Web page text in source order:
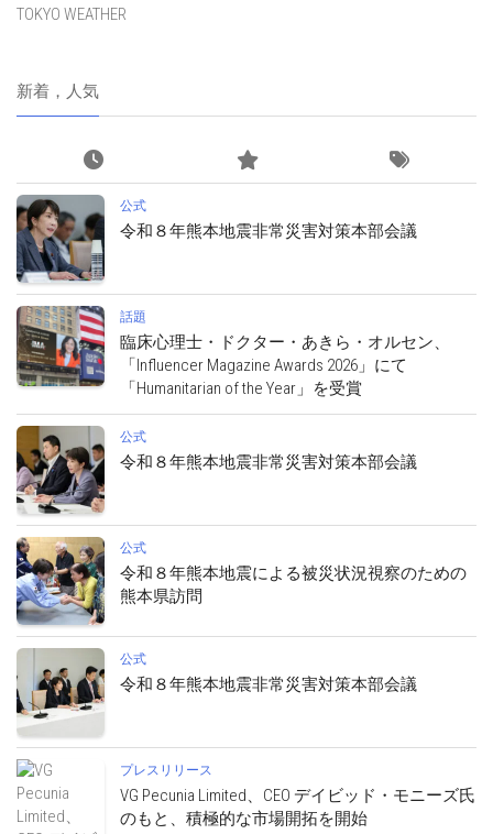
TOKYO WEATHER
新着，人気
公式
令和８年熊本地震非常災害対策本部会議
話題
臨床心理士・ドクター・あきら・オルセン、
「Influencer Magazine Awards 2026」にて
「Humanitarian of the Year」を受賞
公式
令和８年熊本地震非常災害対策本部会議
公式
令和８年熊本地震による被災状況視察のための
熊本県訪問
公式
令和８年熊本地震非常災害対策本部会議
プレスリリース
VG Pecunia Limited、CEO デイビッド・モニーズ氏
のもと、積極的な市場開拓を開始